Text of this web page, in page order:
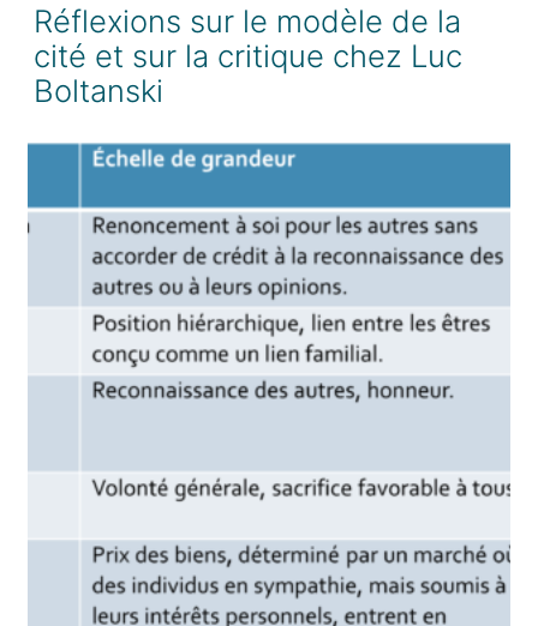
Réflexions sur le modèle de la
cité et sur la critique chez Luc
Boltanski